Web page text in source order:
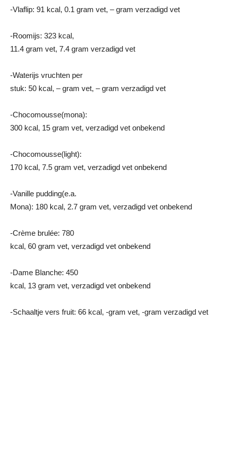
-Vlaflip: 91 kcal, 0.1 gram vet, – gram verzadigd vet
-Roomijs: 323 kcal,
11.4 gram vet, 7.4 gram verzadigd vet
-Waterijs vruchten per
stuk: 50 kcal, – gram vet, – gram verzadigd vet
-Chocomousse(mona):
300 kcal, 15 gram vet, verzadigd vet onbekend
-Chocomousse(light):
170 kcal, 7.5 gram vet, verzadigd vet onbekend
-Vanille pudding(e.a.
Mona): 180 kcal, 2.7 gram vet, verzadigd vet onbekend
-Crème brulée: 780
kcal, 60 gram vet, verzadigd vet onbekend
-Dame Blanche: 450
kcal, 13 gram vet, verzadigd vet onbekend
-Schaaltje vers fruit: 66 kcal, -gram vet, -gram verzadigd vet